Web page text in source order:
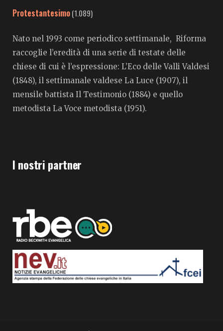
Protestantesimo(1.089)
Nato nel 1993 come periodico settimanale, Riforma
raccoglie l’eredità di una serie di testate delle
chiese di cui è l’espressione: L’Eco delle Valli Valdesi
(1848), il settimanale valdese La Luce (1907), il
mensile battista Il Testimonio (1884) e quello
metodista La Voce metodista (1951).
I nostri partner